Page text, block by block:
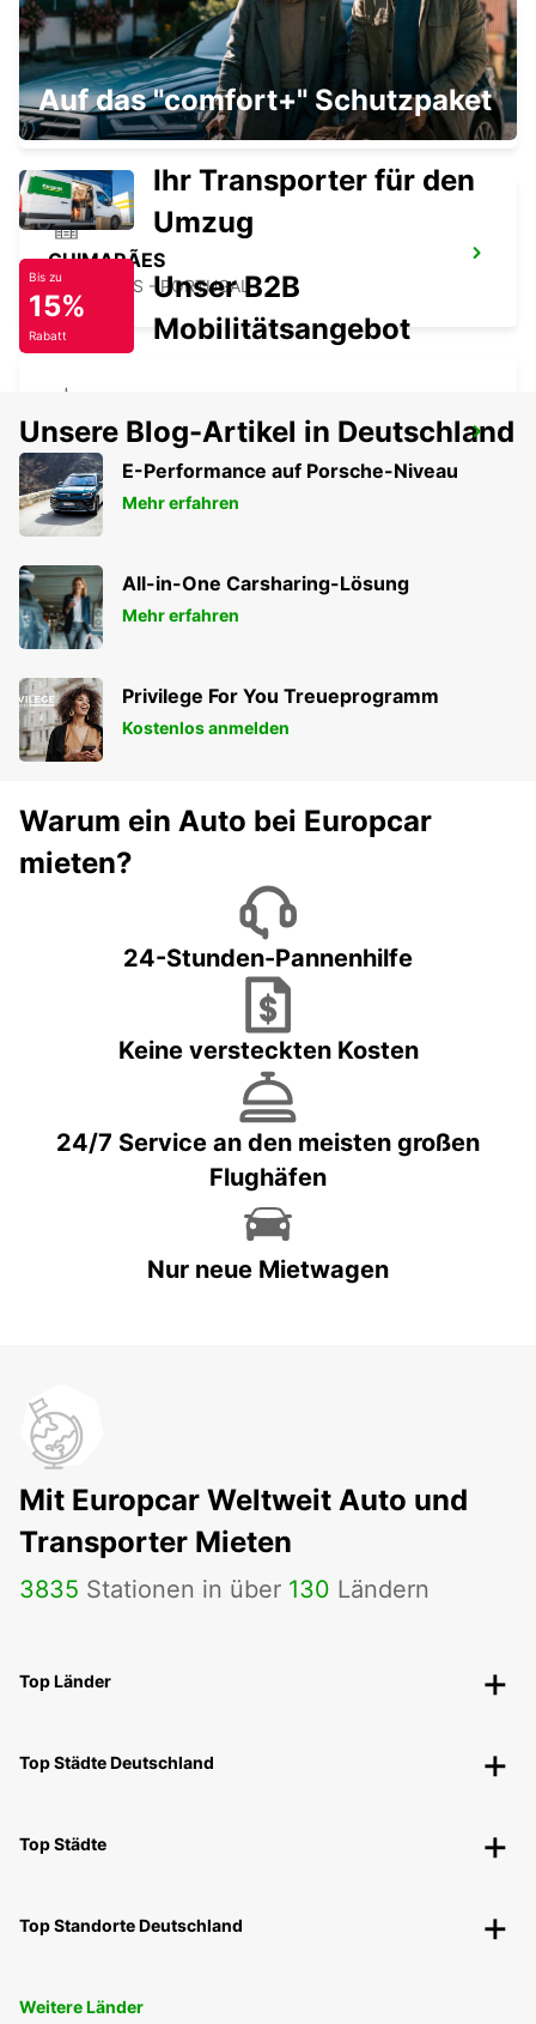
VILA NOVA DE FAMALICÃO
VILA NOVA DE FAMALICAO - PORTUGAL
GUIMARÃES
GUIMARAES - PORTUGAL
BRAGA
BRAGA - PORTUGAL
Auf das "comfort+" Schutzpaket
Ihr Transporter für den
Umzug
Bis zu
15%
Rabatt
Unser B2B
Mobilitätsangebot
Unsere Blog-Artikel in Deutschland
E-Performance auf Porsche-Niveau
Mehr erfahren
All-in-One Carsharing-Lösung
Mehr erfahren
Privilege For You Treueprogramm
Kostenlos anmelden
Warum ein Auto bei Europcar
mieten?
24-Stunden-Pannenhilfe
Keine versteckten Kosten
24/7 Service an den meisten großen
Flughäfen
Nur neue Mietwagen
Mit Europcar Weltweit Auto und
Transporter Mieten
3835 Stationen in über 130 Ländern
Top Länder
Top Städte Deutschland
Top Städte
Top Standorte Deutschland
Weitere Länder